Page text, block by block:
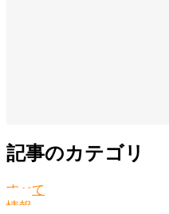
記事のカテゴリ
すべて
情報